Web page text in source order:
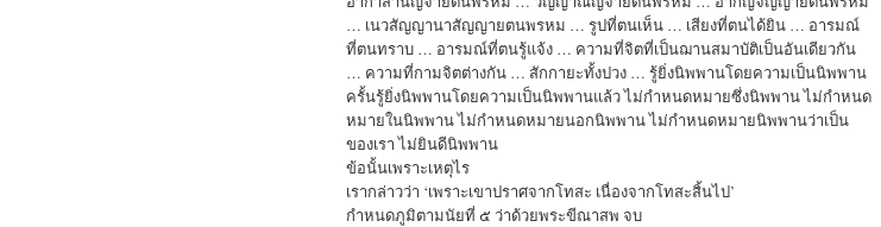
… เนวสัญญานาสัญญายตนพรหม … รูปที่ตนเห็น … เสียงที่ตนได้ยิน … อารมณ์
ที่ตนทราบ … อารมณ์ที่ตนรู้แจ้ง … ความที่จิตที่เป็นฌานสมาบัติเป็นอันเดียวกัน
… ความที่กามจิตต่างกัน … สักกายะทั้งปวง … รู้ยิ่งนิพพานโดยความเป็นนิพพาน
ครั้นรู้ยิ่งนิพพานโดยความเป็นนิพพานแล้ว ไม่กำหนดหมายซึ่งนิพพาน ไม่กำหนด
หมายในนิพพาน ไม่กำหนดหมายนอกนิพพาน ไม่กำหนดหมายนิพพานว่าเป็น
ของเรา ไม่ยินดีนิพพาน
ข้อนั้นเพราะเหตุไร
เรากล่าวว่า ‘เพราะเขาปราศจากโทสะ เนื่องจากโทสะสิ้นไป’
กำหนดภูมิตามนัยที่ ๕ ว่าด้วยพระขีณาสพ จบ